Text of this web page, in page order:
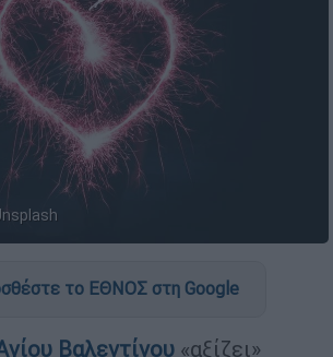
το ΕΘΝΟΣ στη Google
Βαλεντίνου «αξίζει»